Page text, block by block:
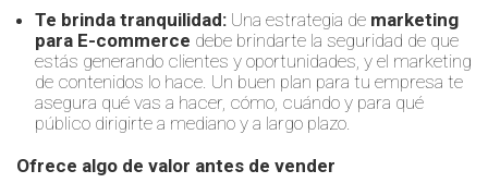
Te brinda tranquilidad: Una estrategia de marketing
para E-commerce debe brindarte la seguridad de que
estás generando clientes y oportunidades, y el marketing
de contenidos lo hace. Un buen plan para tu empresa te
asegura qué vas a hacer, cómo, cuándo y para qué
público dirigirte a mediano y a largo plazo.
Ofrece algo de valor antes de vender